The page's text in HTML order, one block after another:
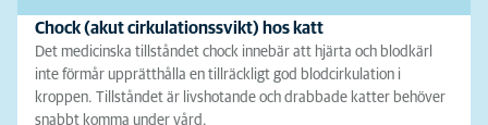
Chock (akut cirkulationssvikt) hos katt
Det medicinska tillståndet chock innebär att hjärta och blodkärl
inte förmår upprätthålla en tillräckligt god blodcirkulation i
kroppen. Tillståndet är livshotande och drabbade katter behöver
snabbt komma under vård.